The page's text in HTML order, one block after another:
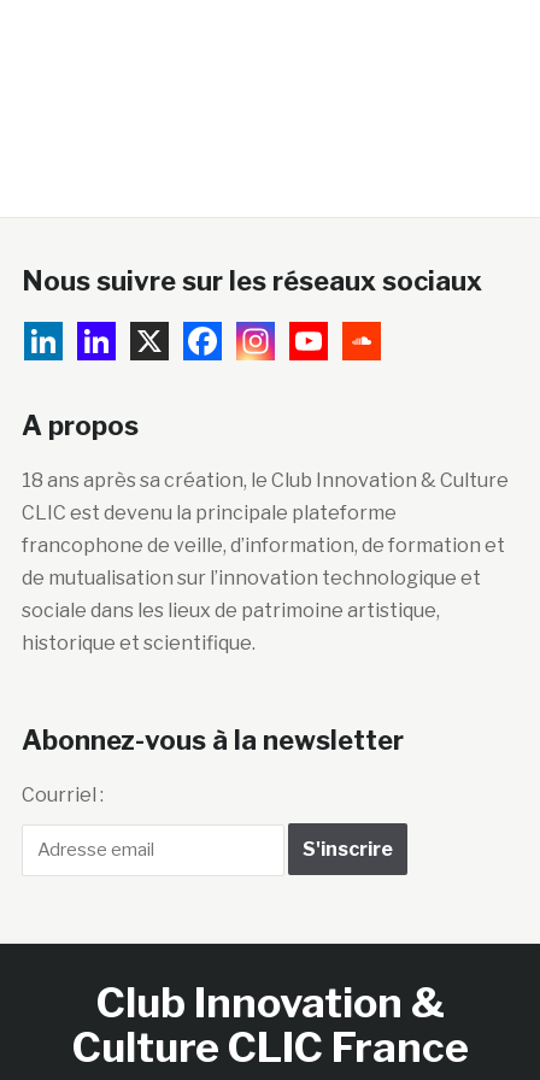
Nous suivre sur les réseaux sociaux
A propos
18 ans après sa création, le Club Innovation & Culture
CLIC est devenu la principale plateforme
francophone de veille, d’information, de formation et
de mutualisation sur l’innovation technologique et
sociale dans les lieux de patrimoine artistique,
historique et scientifique.
Abonnez-vous à la newsletter
Courriel :
Club Innovation &
Culture CLIC France